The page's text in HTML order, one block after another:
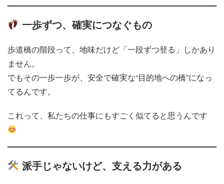
一歩ずつ、確実につなぐもの
歩道橋の階段って、地味だけど「一段ずつ登る」しかあり
ません。
でもその一歩一歩が、安全で確実な“目的地への橋”になっ
てるんです。
これって、私たちの仕事にもすごく似てると思うんです
派手じゃないけど、支える力がある